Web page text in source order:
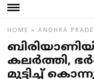
HOME » ANDHRA
കലര്‍ത്തി,
മുട്ടിച്ച്